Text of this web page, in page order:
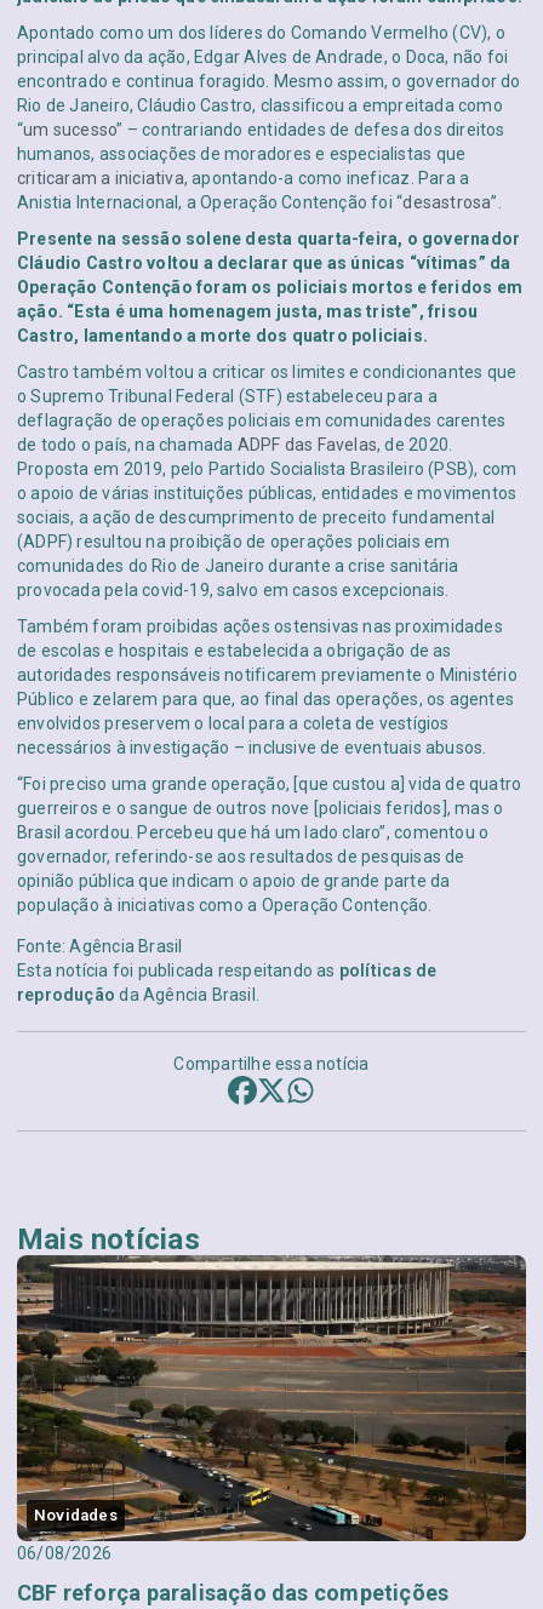
Apontado como um dos líderes do Comando Vermelho (CV), o
principal alvo da ação, Edgar Alves de Andrade, o Doca, não foi
encontrado e continua foragido. Mesmo assim, o governador do
Rio de Janeiro, Cláudio Castro, classificou a empreitada como
“um sucesso” – contrariando entidades de defesa dos direitos
humanos, associações de moradores e especialistas que
criticaram a iniciativa, apontando-a como ineficaz. Para a
Anistia Internacional, a Operação Contenção foi “desastrosa”.
Presente na sessão solene desta quarta-feira, o governador
Cláudio Castro voltou a declarar que as únicas “vítimas” da
Operação Contenção foram os policiais mortos e feridos em
ação. “Esta é uma homenagem justa, mas triste”, frisou
Castro, lamentando a morte dos quatro policiais.
Castro também voltou a criticar os limites e condicionantes que
o Supremo Tribunal Federal (STF) estabeleceu para a
deflagração de operações policiais em comunidades carentes
de todo o país, na chamada ADPF das Favelas, de 2020.
Proposta em 2019, pelo Partido Socialista Brasileiro (PSB), com
o apoio de várias instituições públicas, entidades e movimentos
sociais, a ação de descumprimento de preceito fundamental
(ADPF) resultou na proibição de operações policiais em
comunidades do Rio de Janeiro durante a crise sanitária
provocada pela covid-19, salvo em casos excepcionais.
Também foram proibidas ações ostensivas nas proximidades
de escolas e hospitais e estabelecida a obrigação de as
autoridades responsáveis notificarem previamente o Ministério
Público e zelarem para que, ao final das operações, os agentes
envolvidos preservem o local para a coleta de vestígios
necessários à investigação – inclusive de eventuais abusos.
“Foi preciso uma grande operação, [que custou a] vida de quatro
guerreiros e o sangue de outros nove [policiais feridos], mas o
Brasil acordou. Percebeu que há um lado claro”, comentou o
governador, referindo-se aos resultados de pesquisas de
opinião pública que indicam o apoio de grande parte da
população à iniciativas como a Operação Contenção.
Fonte: Agência Brasil
Esta notícia foi publicada respeitando as políticas de
reprodução da Agência Brasil.
Compartilhe essa notícia
Mais notícias
Novidades
06/08/2026
CBF reforça paralisação das competições